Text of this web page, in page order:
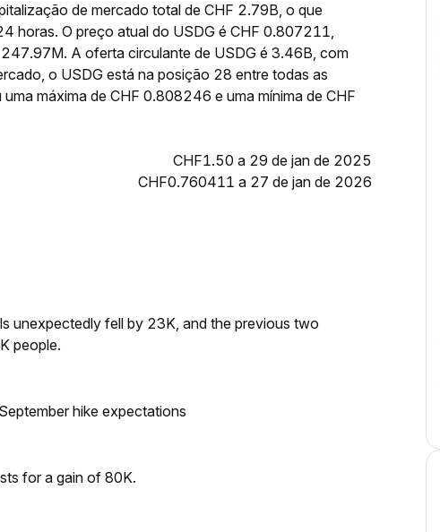
de mercado total de CHF 2.79B, o que
horas. O preço atual do USDG é CHF 0.807211,
A oferta circulante de USDG é 3.46B, com
o USDG está na posição 28 entre todas as
máxima de CHF 0.808246 e uma mínima de CHF
CHF1.50 a 29 de jan de 2025
CHF0.760411 a 27 de jan de 2026
unexpectedly fell by 23K, and the previous two
people.
hike expectations
for a gain of 80K.